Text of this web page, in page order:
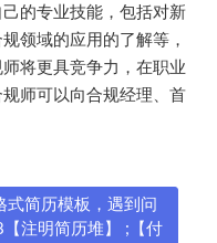
的专业技能，包括对新
领域的应用的了解等，
将更具竞争力，在职业
师可以向合规经理、首
简历模板，遇到问
注明简历堆】 ;【付